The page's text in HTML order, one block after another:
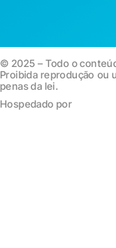
© 2025 – Todo o
Proibida reprodução ou
penas da lei.
Hospedado por